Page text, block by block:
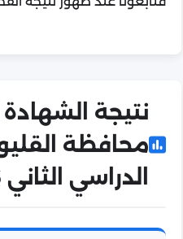
نتيجة الشهادة
محافظة
الدراسي الثاني 2026 في أرقام!